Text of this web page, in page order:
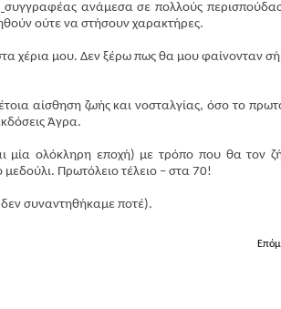
συγγραφέας ανάμεσα σε πολλούς
ούτε να στήσουν χαρακτήρες.
χέρια μου. Δεν ξέρω πως θα μου φαίνονταν
αίσθηση ζωής και νοσταλγίας, όσο το
Άγρα.
μία ολόκληρη εποχή) με τρόπο που θα τον
Πρωτόλειο τέλειο – στα 70!
συναντηθήκαμε ποτέ).